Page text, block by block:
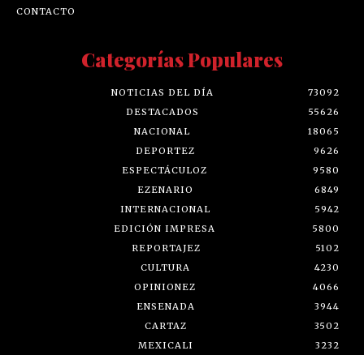
CONTACTO
Categorías Populares
NOTICIAS DEL DÍA
73092
DESTACADOS
55626
NACIONAL
18065
DEPORTEZ
9626
ESPECTÁCULOZ
9580
EZENARIO
6849
INTERNACIONAL
5942
EDICIÓN IMPRESA
5800
REPORTAJEZ
5102
CULTURA
4230
OPINIONEZ
4066
ENSENADA
3944
CARTAZ
3502
MEXICALI
3232